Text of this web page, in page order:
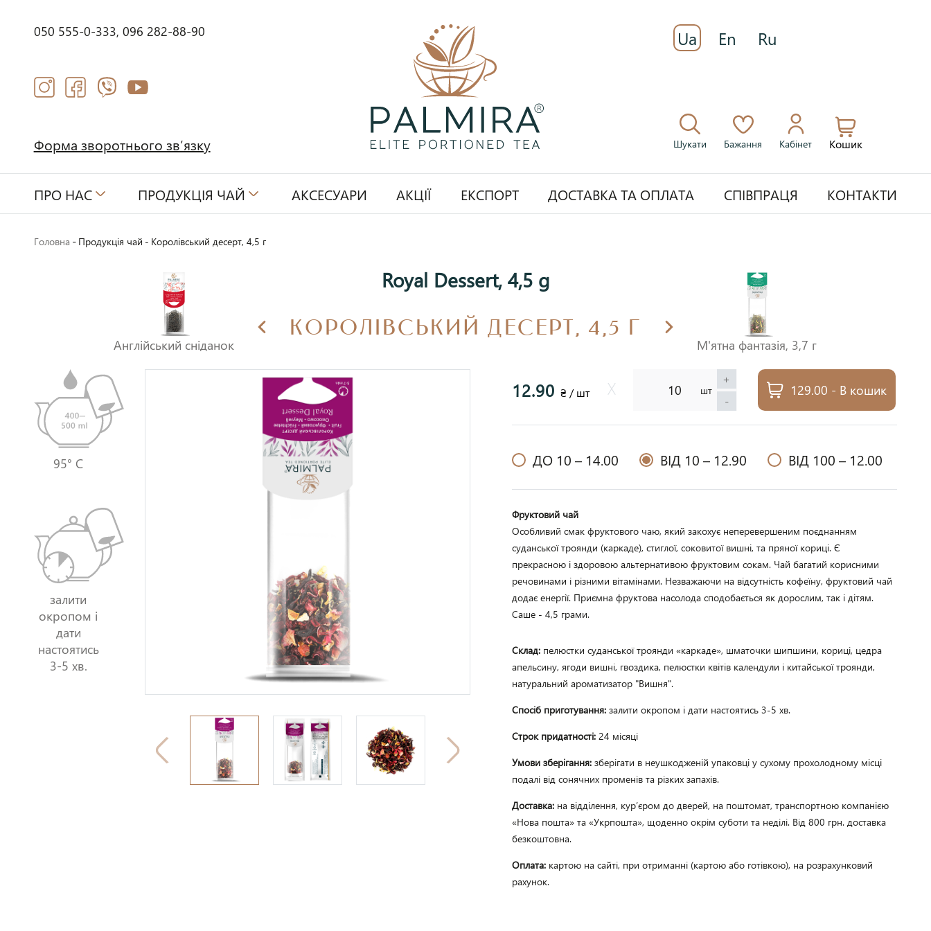
050 555-0-333, 096 282-88-90
Форма зворотнього зв’язку
Ua En Ru
Шукати Бажання Кабінет Кошик
ПРО НАС ПРОДУКЦІЯ ЧАЙ АКСЕСУАРИ АКЦІЇ ЕКСПОРТ ДОСТАВКА ТА ОПЛАТА СПІВПРАЦЯ КОНТАКТИ
Головна - Продукція чай - Королівський десерт, 4,5 г
Англійський сніданок
Royal Dessert, 4,5 g
КОРОЛІВСЬКИЙ ДЕСЕРТ, 4,5 Г
М'ятна фантазія, 3,7 г
95° C
залити
окропом і
дати
настоятись
3-5 хв.
12.90 ₴ / шт шт
+
-
129.00 - В кошик
ДО 10 – 14.00 ВІД 10 – 12.90 ВІД 100 – 12.00
Фруктовий чай
Особливий смак фруктового чаю, який закохує неперевершеним поєднанням
суданської троянди (каркаде), стиглої, соковитої вишні, та пряної кориці. Є
прекрасною і здоровою альтернативою фруктовим сокам. Чай багатий корисними
речовинами і різними вітамінами. Незважаючи на відсутність кофеїну, фруктовий чай
додає енергії. Приємна фруктова насолода сподобається як дорослим, так і дітям.
Саше - 4,5 грами.
Склад: пелюстки суданської троянди «каркаде», шматочки шипшини, кориці, цедра
апельсину, ягоди вишні, гвоздика, пелюстки квітів календули і китайської троянди,
натуральний ароматизатор "Вишня".
Спосіб приготування: залити окропом і дати настоятись 3-5 хв.
Строк придатності: 24 місяці
Умови зберігання: зберігати в неушкодженій упаковці у сухому прохолодному місці
подалі від сонячних променів та різких запахів.
Доставка: на відділення, кур’єром до дверей, на поштомат, транспортною компанією
«Нова пошта» та «Укрпошта», щоденно окрім суботи та неділі. Від 800 грн. доставка
безкоштовна.
Оплата: картою на сайті, при отриманні (картою або готівкою), на розрахунковий
рахунок.